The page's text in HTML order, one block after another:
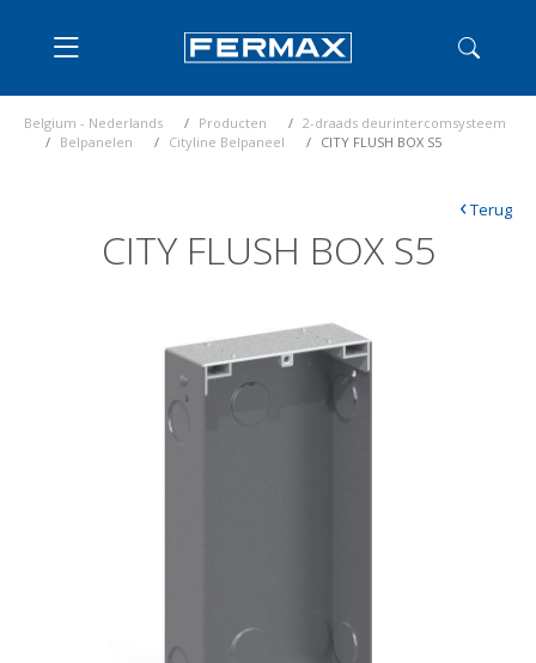
Belgium - Nederlands Producten
2-draads deurintercomsysteem
Belpanelen
Cityline Belpaneel CITY FLUSH BOX S5
CITY FLUSH BOX S5
‹Terug